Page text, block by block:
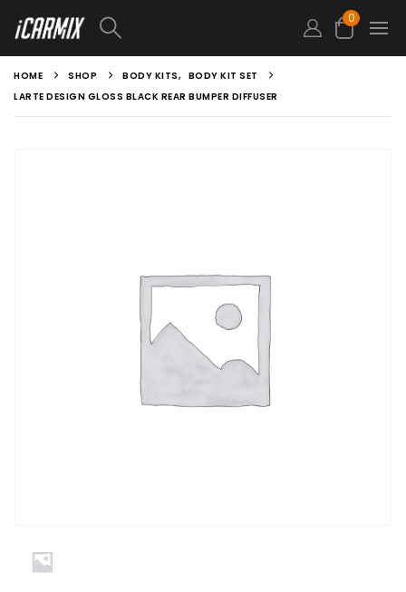
0
HOME SHOP BODY KITS, BODY KIT SET
LARTE DESIGN GLOSS BLACK REAR BUMPER DIFFUSER